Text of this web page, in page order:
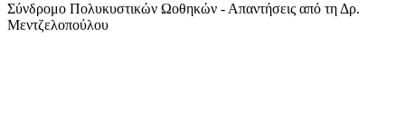
Σύνδρομο Πολυκυστικών Ωοθηκών - Απαντήσεις από τη Δρ.
Μεντζελοπούλου